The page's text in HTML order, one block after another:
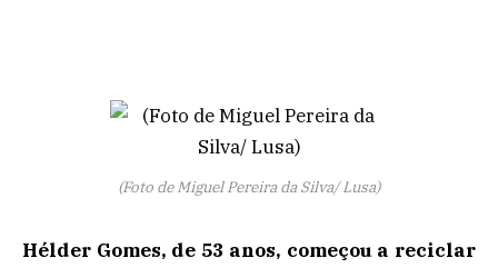
(Foto de Miguel Pereira da Silva/ Lusa)
Hélder Gomes, de 53 anos, começou a reciclar